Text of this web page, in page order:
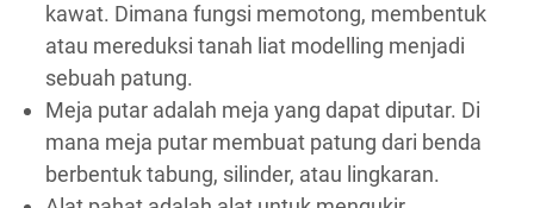
kawat. Dimana fungsi memotong, membentuk
atau mereduksi tanah liat modelling menjadi
sebuah patung.
Meja putar adalah meja yang dapat diputar. Di
mana meja putar membuat patung dari benda
berbentuk tabung, silinder, atau lingkaran.